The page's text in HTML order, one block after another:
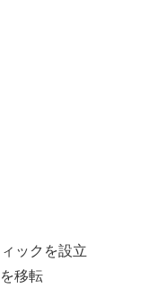
ックを設立
移転